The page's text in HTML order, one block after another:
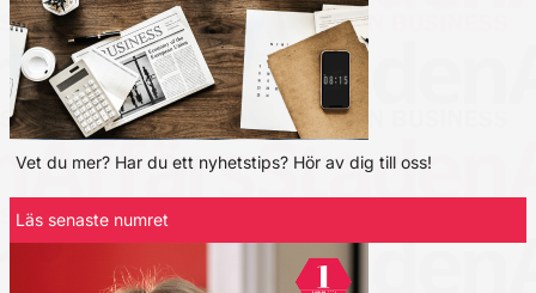
Vet du mer? Har du ett nyhetstips? Hör av dig till oss!
Läs senaste numret